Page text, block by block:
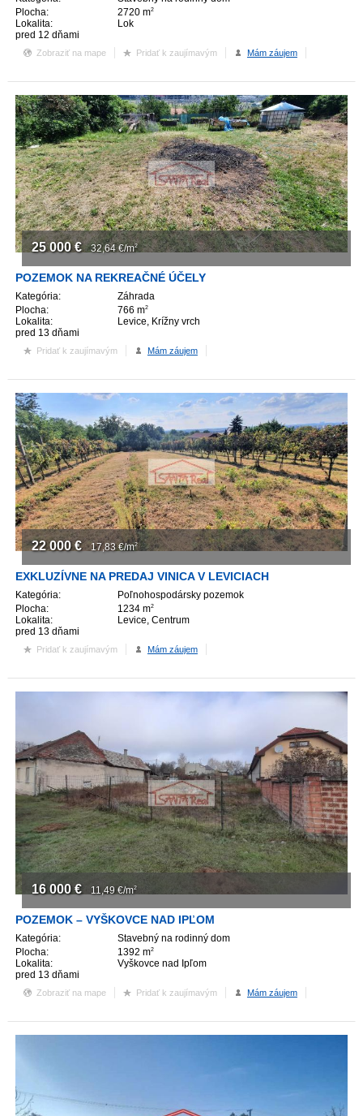
Plocha:
2720 m2
Lokalita:
Lok
pred 12 dňami
Zobraziť na mape Pridať k zaujímavým Mám záujem
POZEMOK NA REKREAČNÉ ÚČELY
Kategória:
Záhrada
Plocha:
766 m2
Lokalita:
Levice, Krížny vrch
pred 13 dňami
25 000 € 32,64 €/m2
Pridať k zaujímavým Mám záujem
EXKLUZÍVNE NA PREDAJ VINICA V LEVICIACH
Kategória:
Poľnohospodársky pozemok
Plocha:
1234 m2
Lokalita:
Levice, Centrum
pred 13 dňami
22 000 € 17,83 €/m2
Pridať k zaujímavým Mám záujem
POZEMOK – VYŠKOVCE NAD IPĽOM
Kategória:
Stavebný na rodinný dom
Plocha:
1392 m2
Lokalita:
Vyškovce nad Ipľom
pred 13 dňami
16 000 € 11,49 €/m2
Zobraziť na mape Pridať k zaujímavým Mám záujem